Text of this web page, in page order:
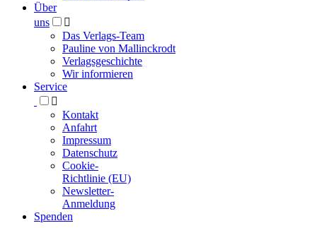
Über
uns

Das Verlags-Team
Pauline von Mallinckrodt
Verlagsgeschichte
Wir informieren
Service

Kontakt
Anfahrt
Impressum
Datenschutz
Cookie-
Richtlinie (EU)
Newsletter-
Anmeldung
Spenden